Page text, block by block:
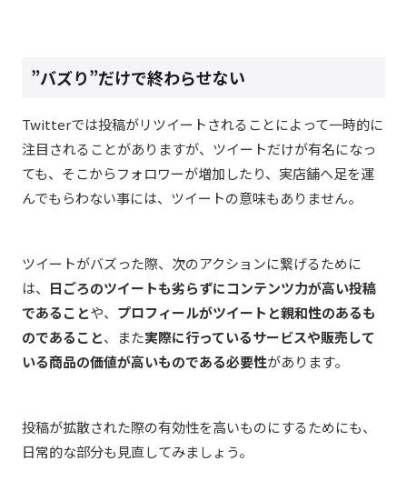
”バズり”だけで終わらせない
Twitterでは投稿がリツイートされることによって一時的に
注目されることがありますが、ツイートだけが有名になっ
ても、そこからフォロワーが増加したり、実店舗へ足を運
んでもらわない事には、ツイートの意味もありません。
ツイートがバズった際、次のアクションに繋げるために
は、 日ごろのツイートも劣らずにコンテンツ力が高い投稿
であることや、 プロフィールがツイートと親和性のあるも
のであること、また実際に行っているサービスや販売して
いる商品の価値が高いものである必要性があります。
投稿が拡散された際の有効性を高いものにするためにも、
日常的な部分も見直してみましょう。